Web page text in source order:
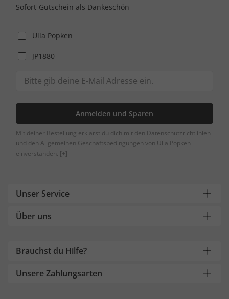
Sofort-Gutschein als Dankeschön
Ulla Popken
JP1880
Anmelden und Sparen
Mit deiner Bestellung erklärst du dich mit den Datenschutzrichtlinien
und den Allgemeinen Geschäftsbedingungen von Ulla Popken
einverstanden. [+]
Unser Service
Über uns
Brauchst du Hilfe?
Unsere Zahlungsarten